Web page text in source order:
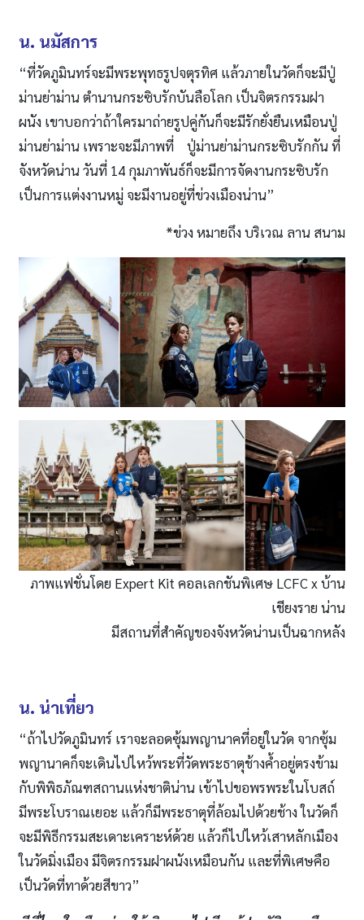
น. นมัสการ
“ที่วัดภูมินทร์จะมีพระพุทธรูปจตุรทิศ แล้วภายในวัดก็จะมีปู่
ม่านย่าม่าน ตำนานกระซิบรักบันลือโลก เป็นจิตรกรรมฝา
ผนัง เขาบอกว่าถ้าใครมาถ่ายรูปคู่กันก็จะมีรักยั่งยืนเหมือนปู่
ม่านย่าม่าน เพราะจะมีภาพที่ ปู่ม่านย่าม่านกระซิบรักกัน ที่
จังหวัดน่าน วันที่ 14 กุมภาพันธ์ก็จะมีการจัดงานกระซิบรัก
เป็นการแต่งงานหมู่ จะมีงานอยู่ที่ข่วงเมืองน่าน”
*ข่วง หมายถึง บริเวณ ลาน สนาม
ภาพแฟชั่นโดย Expert Kit คอลเลกชันพิเศษ LCFC x บ้าน
เชียงราย น่าน
มีสถานที่สำคัญของจังหวัดน่านเป็นฉากหลัง
น. น่าเที่ยว
“ถ้าไปวัดภูมินทร์ เราจะลอดซุ้มพญานาคที่อยู่ในวัด จากซุ้ม
พญานาคก็จะเดินไปไหว้พระที่วัดพระธาตุช้างค้ำอยู่ตรงข้าม
กับพิพิธภัณฑสถานแห่งชาติน่าน เข้าไปขอพรพระในโบสถ์
มีพระโบราณเยอะ แล้วก็มีพระธาตุที่ล้อมไปด้วยช้าง ในวัดก็
จะมีพิธีกรรมสะเดาะเคราะห์ด้วย แล้วก็ไปไหว้เสาหลักเมือง
ในวัดมิ่งเมือง มีจิตรกรรมฝาผนังเหมือนกัน และที่พิเศษคือ
เป็นวัดที่ทาด้วยสีขาว”